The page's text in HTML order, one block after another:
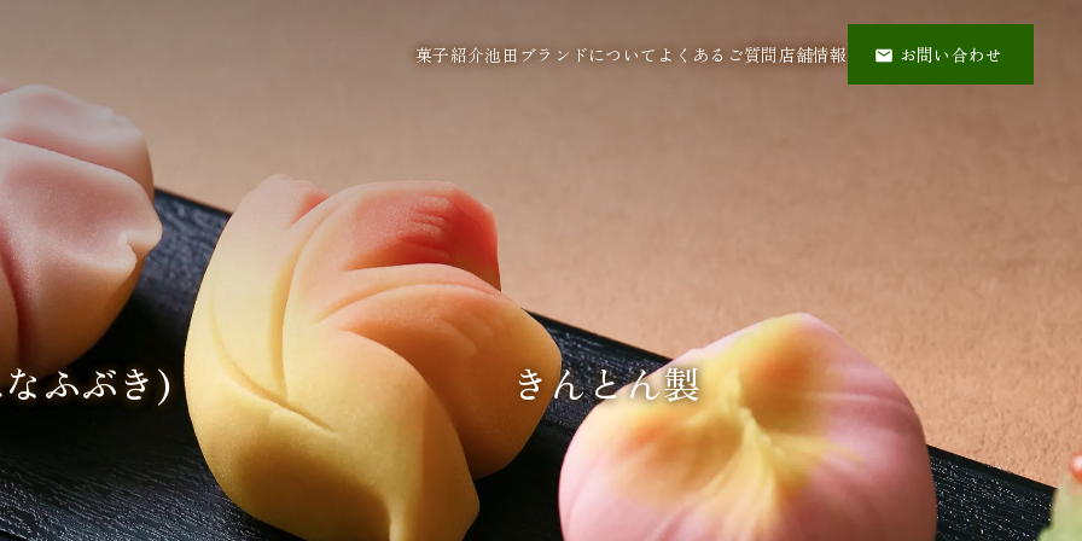
菓子紹介池田ブランドについて よくあるご質問店舗情報 お問い合わせ
(はなふぶき) きんとん製